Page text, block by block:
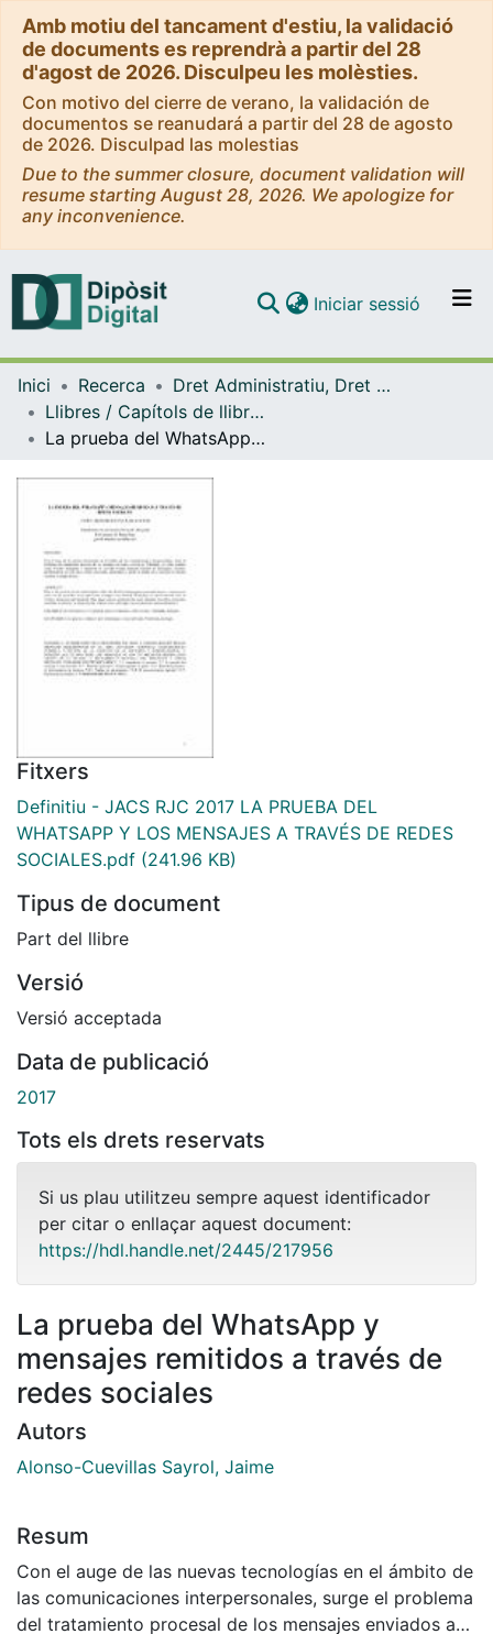
Amb motiu del tancament d'estiu, la validació
de documents es reprendrà a partir del 28
d'agost de 2026. Disculpeu les molèsties.
Con motivo del cierre de verano, la validación de
documentos se reanudará a partir del 28 de agosto
de 2026. Disculpad las molestias
Due to the summer closure, document validation will
resume starting August 28, 2026. We apologize for
any inconvenience.
Navega per tot el DD
Iniciar sessió (current)
Inici Recerca
Dret Administratiu, Dret Processal i Dret Financer i Tributari
Llibres / Capítols de llibre (Dret Administratiu, Dret Processal i Dret Financer i Tributari)
La prueba del WhatsApp y mensajes remitidos a través de redes sociales
Fitxers
Definitiu - JACS RJC 2017 LA PRUEBA DEL
WHATSAPP Y LOS MENSAJES A TRAVÉS DE REDES
SOCIALES.pdf (241.96 KB)
Tipus de document
Part del llibre
Versió
Versió acceptada
Data de publicació
2017
Tots els drets reservats
Si us plau utilitzeu sempre aquest identificador
per citar o enllaçar aquest document:
https://hdl.handle.net/2445/217956
La prueba del WhatsApp y
mensajes remitidos a través de
redes sociales
Autors
Alonso-Cuevillas Sayrol, Jaime
Resum
Con el auge de las nuevas tecnologías en el ámbito de
las comunicaciones interpersonales, surge el problema
del tratamiento procesal de los mensajes enviados a